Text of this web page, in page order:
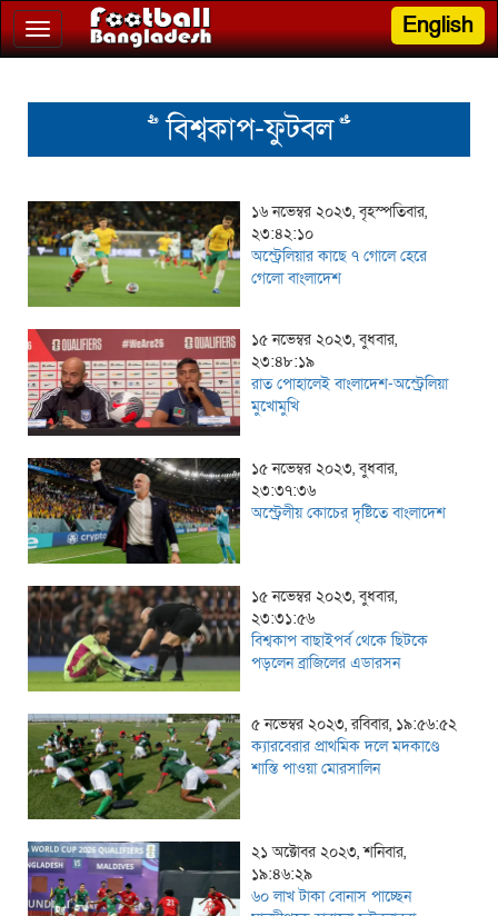
Toggle
navigation
English
>> বিশ্বকাপ-ফুটবল <<
১৬ নভেম্বর ২০২৩, বৃহস্পতিবার,
২৩:৪২:১০
অস্ট্রেলিয়ার কাছে ৭ গোলে হেরে
গেলো বাংলাদেশ
১৫ নভেম্বর ২০২৩, বুধবার,
২৩:৪৮:১৯
রাত পোহালেই বাংলাদেশ-অস্ট্রেলিয়া
মুখোমুখি
১৫ নভেম্বর ২০২৩, বুধবার,
২৩:৩৭:৩৬
অস্ট্রেলীয় কোচের দৃষ্টিতে বাংলাদেশ
১৫ নভেম্বর ২০২৩, বুধবার,
২৩:৩১:৫৬
বিশ্বকাপ বাছাইপর্ব থেকে ছিটকে
পড়লেন ব্রাজিলের এডারসন
৫ নভেম্বর ২০২৩, রবিবার, ১৯:৫৬:৫২
ক্যারবেরার প্রাথমিক দলে মদকাণ্ডে
শাস্তি পাওয়া মোরসালিন
২১ অক্টোবর ২০২৩, শনিবার,
১৯:৪৬:২৯
৬০ লাখ টাকা বোনাস পাচ্ছেন